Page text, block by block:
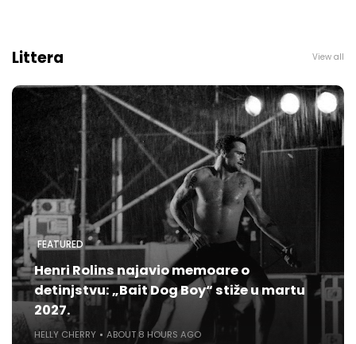
Littera View all
FEATURED
Henri Rolins najavio memoare o
detinjstvu: „Bait Dog Boy“ stiže u martu
2027.
HELLY CHERRY ABOUT 8 HOURS AGO